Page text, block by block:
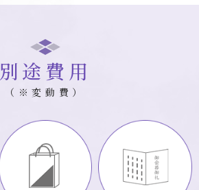
別途費用
（※変動費）